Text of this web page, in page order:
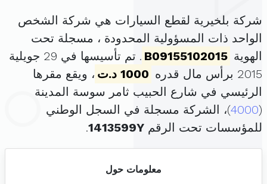
شركة بلخيرية لقطع السيارات هي شركة الشخص
الواحد ذات المسؤولية المحدودة ، مسجلة تحت
الهوية B09155102015
. تم تأسيسها في 29 جويلية
2015 برأس مال قدره
1000 د.ت
، ويقع مقرها
الرئيسي في شارع الحبيب ثامر سوسة المدينة
(
4000)، الشركة مسجلة في السجل الوطني
للمؤسسات تحت الرقم 1413599Y
.
معلومات حول